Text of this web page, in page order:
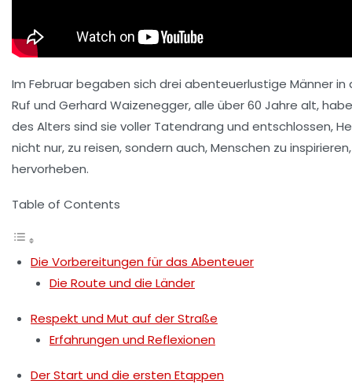
Im Februar begaben sich drei abenteuerlustige Männer in
Ruf und Gerhard Waizenegger, alle über 60 Jahre alt,
des Alters sind sie voller Tatendrang und entschlossen,
nicht nur, zu reisen, sondern auch, Menschen zu
hervorheben.
Table of Contents
Die Vorbereitungen für das Abenteuer
Die Route und die Länder
Respekt und Mut auf der Straße
Erfahrungen und Reflexionen
Der Start und die ersten Etappen